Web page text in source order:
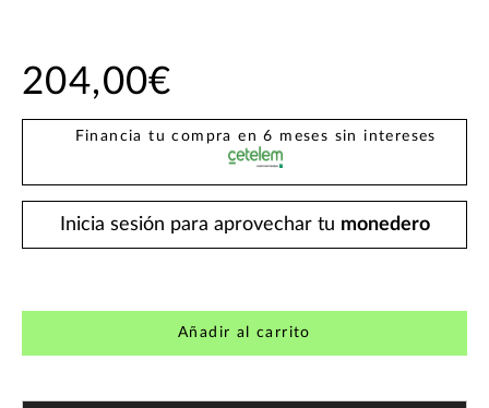
204,00€
Financia tu compra en 6 meses sin intereses
Inicia sesión para aprovechar tu monedero
Añadir al carrito